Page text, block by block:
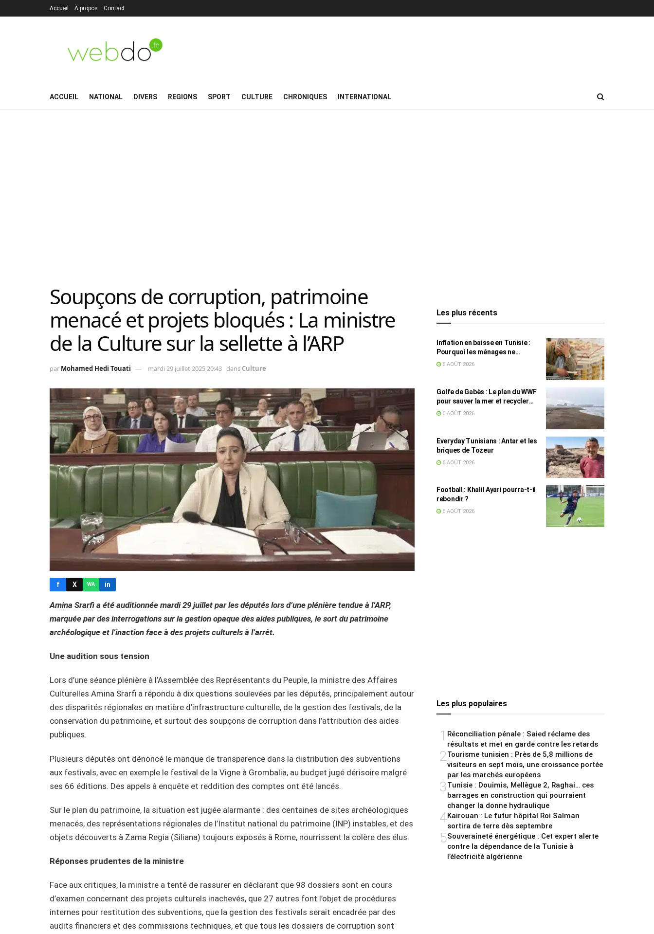
Accueil À propos Contact
ACCUEIL NATIONAL DIVERS REGIONS SPORT CULTURE CHRONIQUES INTERNATIONAL
Soupçons de corruption, patrimoine
menacé et projets bloqués : La ministre
de la Culture sur la sellette à l’ARP
par Mohamed Hedi Touati mardi 29 juillet 2025 20:43 dans Culture
f X WA in
Amina Srarfi a été auditionnée mardi 29 juillet par les députés lors d’une plénière tendue à l’ARP,
marquée par des interrogations sur la gestion opaque des aides publiques, le sort du patrimoine
archéologique et l’inaction face à des projets culturels à l’arrêt.
Une audition sous tension
Lors d’une séance plénière à l’Assemblée des Représentants du Peuple, la ministre des Affaires
Culturelles Amina Srarfi a répondu à dix questions soulevées par les députés, principalement autour
des disparités régionales en matière d’infrastructure culturelle, de la gestion des festivals, de la
conservation du patrimoine, et surtout des soupçons de corruption dans l’attribution des aides
publiques.
Plusieurs députés ont dénoncé le manque de transparence dans la distribution des subventions
aux festivals, avec en exemple le festival de la Vigne à Grombalia, au budget jugé dérisoire malgré
ses 66 éditions. Des appels à enquête et reddition des comptes ont été lancés.
Sur le plan du patrimoine, la situation est jugée alarmante : des centaines de sites archéologiques
menacés, des représentations régionales de l’Institut national du patrimoine (INP) instables, et des
objets découverts à Zama Regia (Siliana) toujours exposés à Rome, nourrissent la colère des élus.
Réponses prudentes de la ministre
Face aux critiques, la ministre a tenté de rassurer en déclarant que 98 dossiers sont en cours
d’examen concernant des projets culturels inachevés, que 27 autres font l’objet de procédures
internes pour restitution des subventions, que la gestion des festivals serait encadrée par des
audits financiers et des commissions techniques, et que tous les dossiers de corruption sont
Les plus récents
Inflation en baisse en Tunisie :
Pourquoi les ménages ne
ressentent pas l’amélioration
6 AOÛT 2026
Golfe de Gabès : Le plan du WWF
pour sauver la mer et recycler
les déchets marins
6 AOÛT 2026
Everyday Tunisians : Antar et les
briques de Tozeur
6 AOÛT 2026
Football : Khalil Ayari pourra-t-il
rebondir ?
6 AOÛT 2026
Les plus populaires
1 Réconciliation pénale : Saied réclame des
résultats et met en garde contre les retards
2Tourisme tunisien : Près de 5,8 millions de
visiteurs en sept mois, une croissance portée
par les marchés européens
3Tunisie : Douimis, Mellègue 2, Raghai… ces
barrages en construction qui pourraient
changer la donne hydraulique
4Kairouan : Le futur hôpital Roi Salman
sortira de terre dès septembre
5Souveraineté énergétique : Cet expert alerte
contre la dépendance de la Tunisie à
l’électricité algérienne